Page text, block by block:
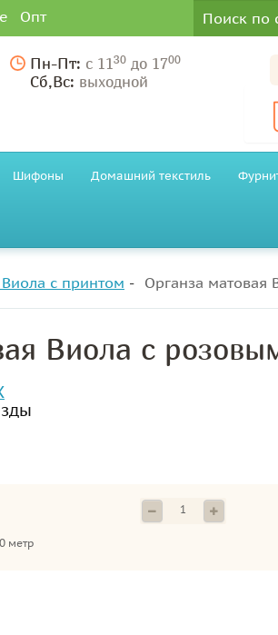
Опт
Пн-Пт: с 1130 до 1700
Сб,Вс: выходной
Шифоны Домашний текстиль
с принтом Органза матовая
Виола с
метр